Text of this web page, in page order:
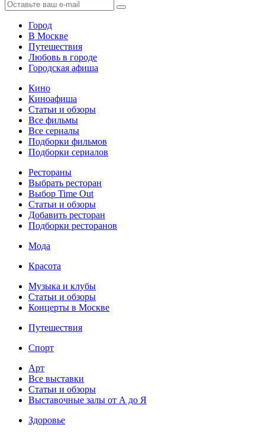
Город
В Москве
Путешествия
Любовь в городе
Городская афиша
Кино
Киноафиша
Статьи и обзоры
Все фильмы
Все сериалы
Подборки фильмов
Подборки сериалов
Рестораны
Выбрать ресторан
Выбор Time Out
Статьи и обзоры
Добавить ресторан
Подборки ресторанов
Мода
Красота
Музыка и клубы
Статьи и обзоры
Концерты в Москве
Путешествия
Спорт
Арт
Все выставки
Статьи и обзоры
Выставочные залы от А до Я
Здоровье